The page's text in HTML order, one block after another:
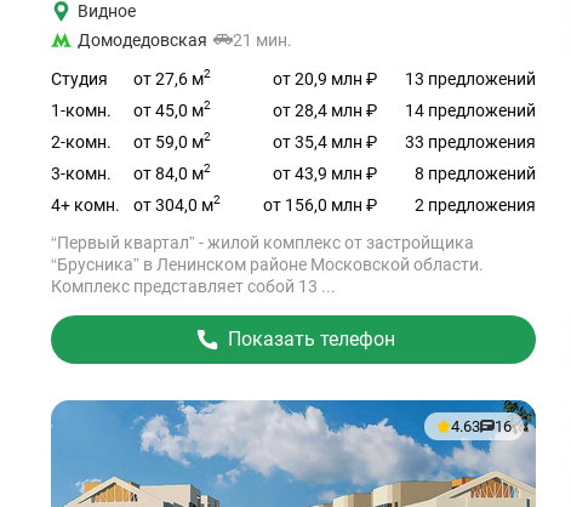
Видное
Домодедовская
21 мин.
Студия от 27,6 м2 от 20,9 млн ₽
13 предложений
1-комн.
от 45,0 м2 от 28,4 млн ₽
14 предложений
2-комн.
от 59,0 м2 от 35,4 млн ₽
33 предложения
3-комн.
от 84,0 м2 от 43,9 млн ₽
8 предложений
4+ комн.
от 304,0 м2 от 156,0 млн ₽
2 предложения
“Первый квартал” - жилой комплекс от застройщика
“Брусника” в Ленинском районе Московской области.
Комплекс представляет собой 13 ...
Показать телефон
4.63 16